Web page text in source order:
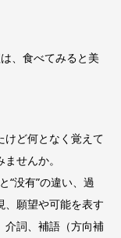
、食べてみると美
けど何となく覚えて
せんか。
“没有”の違い、過
、願望や可能を表す
介詞、補語（方向補